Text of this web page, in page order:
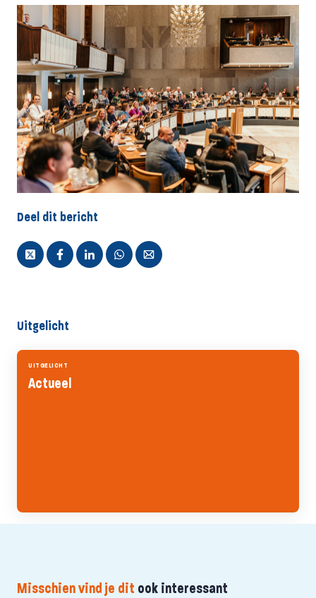
Deel dit bericht
Uitgelicht
UITGELICHT
Actueel
Misschien vind je dit ook interessant